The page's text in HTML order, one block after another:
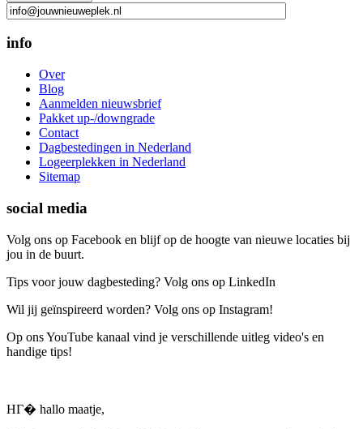
info
Over
Blog
Aanmelden nieuwsbrief
Pakket up-/downgrade
Contact
Dagbestedingen in Nederland
Logeerplekken in Nederland
Sitemap
social media
Volg ons op Facebook en blijf op de hoogte van nieuwe locaties bij
jou in de buurt.
Tips voor jouw dagbesteding? Volg ons op LinkedIn
Wil jij geïnspireerd worden? Volg ons op Instagram!
Op ons YouTube kanaal vind je verschillende uitleg video's en
handige tips!
HГ� hallo maatje,